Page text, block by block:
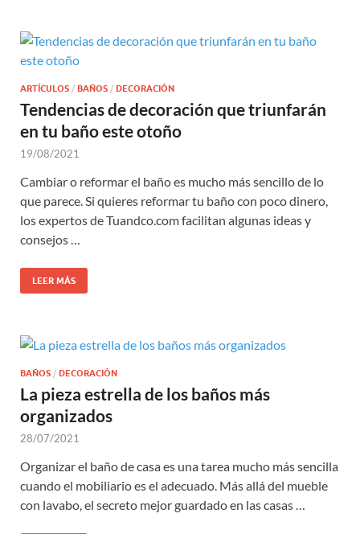
ARTÍCULOS / BAÑOS / DECORACIÓN
Tendencias de decoración que triunfarán
en tu baño este otoño
19/08/2021
Cambiar o reformar el baño es mucho más sencillo de lo
que parece. Si quieres reformar tu baño con poco dinero,
los expertos de Tuandco.com facilitan algunas ideas y
consejos …
LEER MÁS
BAÑOS / DECORACIÓN
La pieza estrella de los baños más
organizados
28/07/2021
Organizar el baño de casa es una tarea mucho más sencilla
cuando el mobiliario es el adecuado. Más allá del mueble
con lavabo, el secreto mejor guardado en las casas …